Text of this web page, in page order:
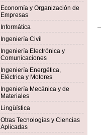
Economía y Organización de
Empresas
Informática
Ingeniería Civil
Ingeniería Electrónica y
Comunicaciones
Ingeniería Energética,
Eléctrica y Motores
Ingeniería Mecánica y de
Materiales
Lingüística
Otras Tecnologías y Ciencias
Aplicadas